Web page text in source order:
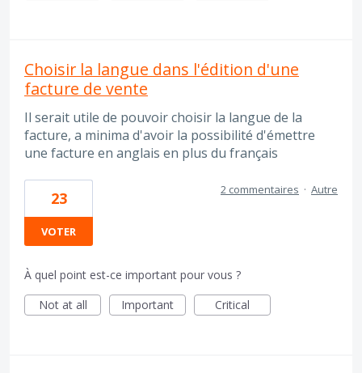
Choisir la langue dans l'édition d'une
facture de vente
Il serait utile de pouvoir choisir la langue de la
facture, a minima d'avoir la possibilité d'émettre
une facture en anglais en plus du français
23
VOTER
2 commentaires · Autre
À quel point est-ce important pour vous ?
Not at all
Important Critical